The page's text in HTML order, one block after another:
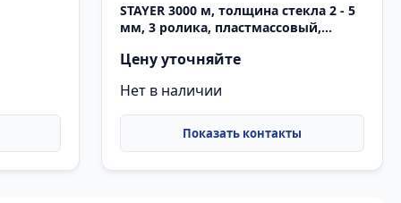
STAYER 3000 м, толщина стекла 2 - 5
мм, 3 ролика, пластмассовый,
Цену уточняйте
Нет в наличии